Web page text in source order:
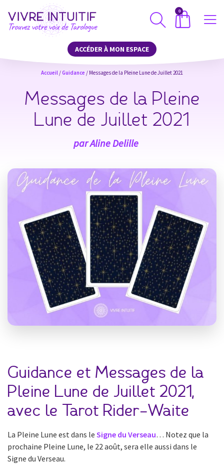
0
ACCÉDER À MON ESPACE
Accueil /Guidance / Messages de la Pleine Lune de Juillet 2021
Messages de la Pleine
Lune de Juillet 2021
parAline Delille
Guidance et Messages de la
Pleine Lune de Juillet 2021,
avec le Tarot Rider-Waite
La Pleine Lune est dans le Signe du Verseau… Notez que la
prochaine Pleine Lune, le 22 août, sera elle aussi dans le
Signe du Verseau.